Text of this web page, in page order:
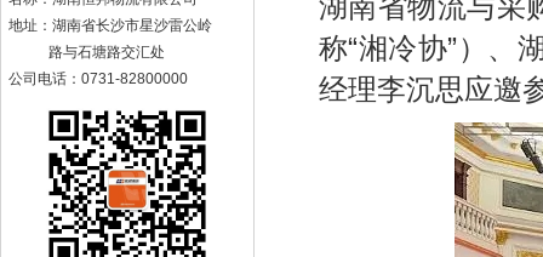
地址：湖南省长沙市星沙雷公岭
路与石塘路交汇处
公司电话：0731-82800000
湖南省物流与采
称“湘冷协”）、
经理李沉思应邀